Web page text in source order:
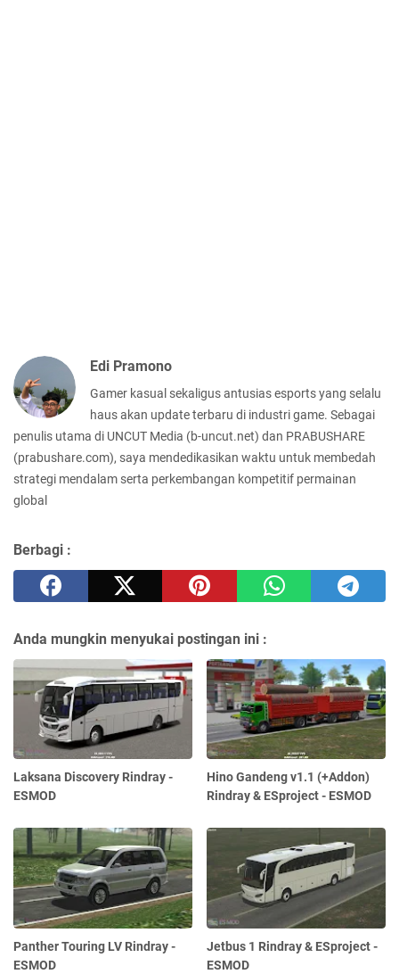
Edi Pramono
Gamer kasual sekaligus antusias esports yang selalu
haus akan update terbaru di industri game. Sebagai
penulis utama di UNCUT Media (b-uncut.net) dan PRABUSHARE
(prabushare.com), saya mendedikasikan waktu untuk membedah
strategi mendalam serta perkembangan kompetitif permainan
global
Berbagi :
Anda mungkin menyukai postingan ini :
Laksana Discovery Rindray -
ESMOD
Hino Gandeng v1.1 (+Addon)
Rindray & ESproject - ESMOD
Panther Touring LV Rindray -
ESMOD
Jetbus 1 Rindray & ESproject -
ESMOD